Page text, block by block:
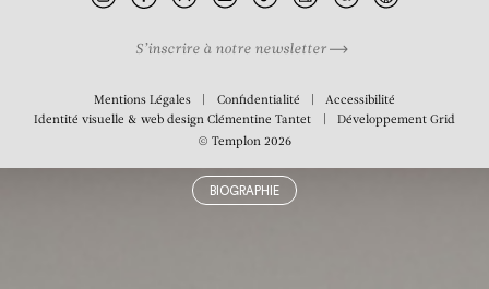
BIOGRAPHIE
S’inscrire à notre newsletter
Mentions Légales Confidentialité
Accessibilité
Identité visuelle & web designClémentine Tantet Développement Grid
© Templon 2026